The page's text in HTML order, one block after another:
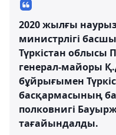
2020 жылғы
министрлігі
Түркістан облысы
генерал-майоры
бұйрығымен
басқармасының
полковнигі
тағайындалды.